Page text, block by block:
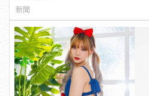
新聞